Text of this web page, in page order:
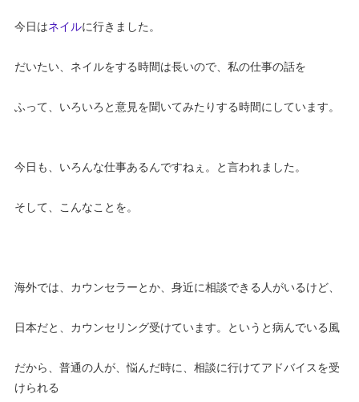
今日はネイルに行きました。
だいたい、ネイルをする時間は長いので、私の仕事の話を
ふって、いろいろと意見を聞いてみたりする時間にしています。
今日も、いろんな仕事あるんですねぇ。と言われました。
そして、こんなことを。
海外では、カウンセラーとか、身近に相談できる人がいるけど、
日本だと、カウンセリング受けています。というと病んでいる風
だから、普通の人が、悩んだ時に、相談に行けてアドバイスを受
けられる